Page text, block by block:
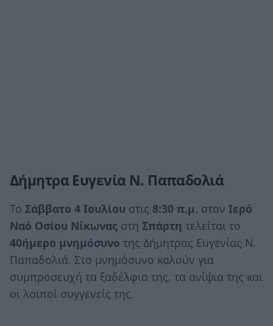
Δήμητρα Ευγενία Ν. Παπαδολιά
Το Σάββατο 4 Ιουλίου στις 8:30 π.μ. στον Ιερό
Ναό Οσίου Νίκωνας στη Σπάρτη τελείται το
40ήμερο μνημόσυνο της Δήμητρας Ευγενίας Ν.
Παπαδολιά. Στο μνημόσυνο καλούν για
συμπροσευχή τα ξαδέλφια της, τα ανίψια της και
οι λοιποί συγγενείς της.